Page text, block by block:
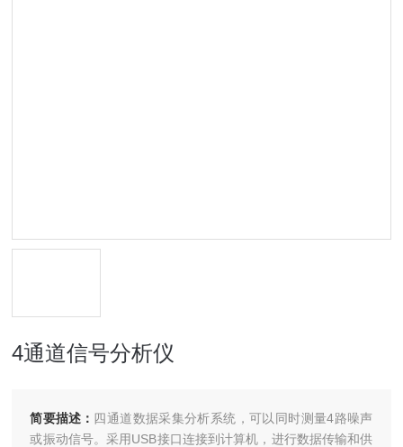
4通道信号分析仪
简要描述： 四通道数据采集分析系统，可以同时测量4路噪声
或振动信号。采用USB接口连接到计算机，进行数据传输和供